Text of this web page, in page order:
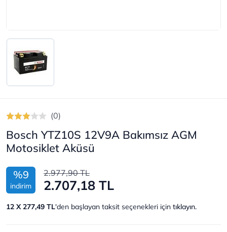
(0)
Bosch YTZ10S 12V9A Bakımsız AGM
Motosiklet Aküsü
%9
indirim
2.977,90 TL
2.707,18 TL
12 X 277,49 TL'den başlayan taksit seçenekleri için tıklayın.